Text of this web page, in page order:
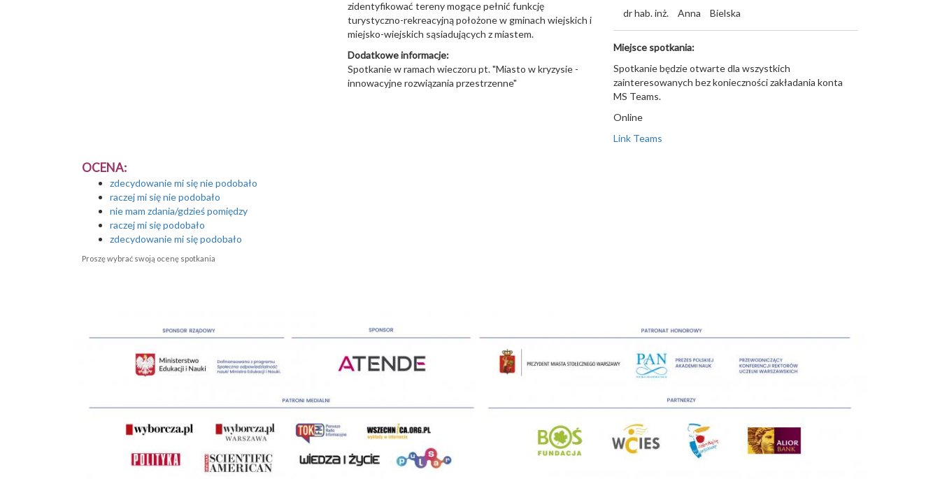
zidentyfikować tereny mogące pełnić funkcję
turystyczno-rekreacyjną położone w gminach wiejskich i
miejsko-wiejskich sąsiadujących z miastem.
Dodatkowe informacje:
Spotkanie w ramach wieczoru pt. "Miasto w kryzysie -
innowacyjne rozwiązania przestrzenne"
dr hab. inż. Anna Bielska
Miejsce spotkania:
Spotkanie będzie otwarte dla wszystkich
zainteresowanych bez konieczności zakładania konta
MS Teams.
Online
Link Teams
OCENA:
zdecydowanie mi się nie podobało
raczej mi się nie podobało
nie mam zdania/gdzieś pomiędzy
raczej mi się podobało
zdecydowanie mi się podobało
Proszę wybrać swoją ocenę spotkania